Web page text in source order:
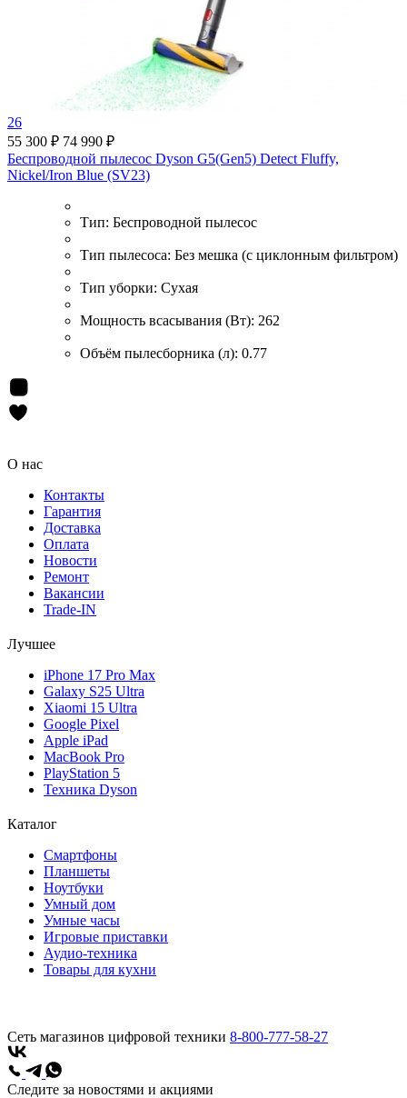
26
55 300 ₽ 74 990 ₽
Беспроводной пылесос Dyson G5(Gen5) Detect Fluffy,
Nickel/Iron Blue (SV23)
Тип: Беспроводной пылесос
Тип пылесоса: Без мешка (с циклонным фильтром)
Тип уборки: Сухая
Мощность всасывания (Вт): 262
Объём пылесборника (л): 0.77
О нас
Контакты
Гарантия
Доставка
Оплата
Новости
Ремонт
Вакансии
Trade-IN
Лучшее
iPhone 17 Pro Max
Galaxy S25 Ultra
Xiaomi 15 Ultra
Google Pixel
Apple iPad
MacBook Pro
PlayStation 5
Техника Dyson
Каталог
Смартфоны
Планшеты
Ноутбуки
Умный дом
Умные часы
Игровые приставки
Аудио-техника
Товары для кухни
Сеть магазинов цифровой техники 8-800-777-58-27
Следите за новостями и акциями